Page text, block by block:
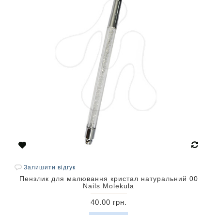
Залишити відгук
Пензлик для малювання кристал натуральний 00
Nails Molekula
40.00 грн.